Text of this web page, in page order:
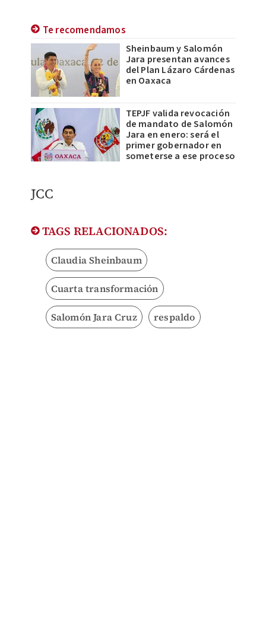
Te recomendamos
Sheinbaum y Salomón
Jara presentan avances
del Plan Lázaro Cárdenas
en Oaxaca
TEPJF valida revocación
de mandato de Salomón
Jara en enero: será el
primer gobernador en
someterse a ese proceso
JCC
TAGS RELACIONADOS:
Claudia Sheinbaum
Cuarta transformación
Salomón Jara Cruz respaldo